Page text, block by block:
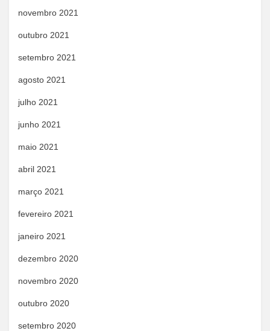
novembro 2021
outubro 2021
setembro 2021
agosto 2021
julho 2021
junho 2021
maio 2021
abril 2021
março 2021
fevereiro 2021
janeiro 2021
dezembro 2020
novembro 2020
outubro 2020
setembro 2020